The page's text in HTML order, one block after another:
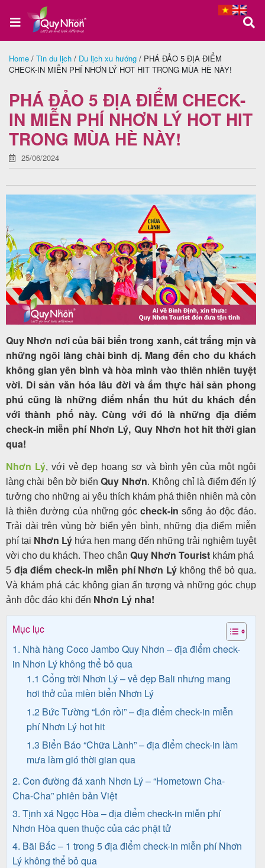
Trang
Tour
Quy
Tour
Phú
Yên
Tour
nước
Combo
Quy
Nhơn
Lịch
khởi
hành
Tin
du
Về
Quy
Nhơn
Tourist
Cảm
nhận
khách
hàng
Home / Tin du lịch / Du lịch xu hướng / PHÁ ĐẢO 5 ĐỊA ĐIỂM
CHECK-IN MIỄN PHÍ NHƠN LÝ HOT HIT TRONG MÙA HÈ NÀY!
PHÁ ĐẢO 5 ĐỊA ĐIỂM CHECK-
IN MIỄN PHÍ NHƠN LÝ HOT HIT
TRONG MÙA HÈ NÀY!
25/06/2024
Quy Nhơn nơi của bãi biển trong xanh, cát trắng mịn và
những ngôi làng chài bình dị. Mang đến cho du khách
không gian yên bình và hòa mình vào thiên nhiên tuyệt
vời. Di sản văn hóa lâu đời và ẩm thực hải sản phong
phú cũng là những điểm nhấn thu hút du khách đến
với thành phố này. Cùng với đó là những địa điểm
check-in miễn phí Nhơn Lý, Quy Nhơn hot hit thời gian
qua!
Nhơn Lý, với vẻ đẹp hoang sơ và bình yên của một ngôi
làng chài bên bờ biểnQuy Nhơn. Không chỉ là điểm đến lý
tưởng cho những ai yêu thích khám phá thiên nhiên mà còn
là thiên đường của những góccheck-in sống ảo độc đáo.
Trải dài trên vùng bờ biển yên bình, những địa điểm miễn
phí tại Nhơn Lý hứa hẹn mang đến những trải nghiệm tuyệt
vời cho du khách. Theo chân Quy Nhơn Tourist khám phá
5 địa điểm check-in miễn phí Nhơn Lý không thể bỏ qua.
Và khám phá các không gian ấn tượng và những góc chụp
ảnh độc đáo khi đến Nhơn Lý nha!
Mục lục
1. Nhà hàng Coco Jambo Quy Nhơn – địa điểm check-
in Nhơn Lý không thể bỏ qua
1.1 Cổng trời Nhơn Lý – vẻ đẹp Bali nhưng mang
hơi thở của miền biển Nhơn Lý
1.2 Bức Tường “Lớn rồi” – địa điểm check-in miễn
phí Nhơn Lý hot hit
1.3 Biển Báo “Chữa Lành” – địa điểm check-in làm
mưa làm gió thời gian qua
2. Con đường đá xanh Nhơn Lý – “Hometown Cha-
Cha-Cha” phiên bản Việt
3. Tịnh xá Ngọc Hòa – địa điểm check-in miễn phí
Nhơn Hòa quen thuộc của các phật tử
4. Bãi Bấc – 1 trong 5 địa điểm check-in miễn phí Nhơn
Lý không thể bỏ qua